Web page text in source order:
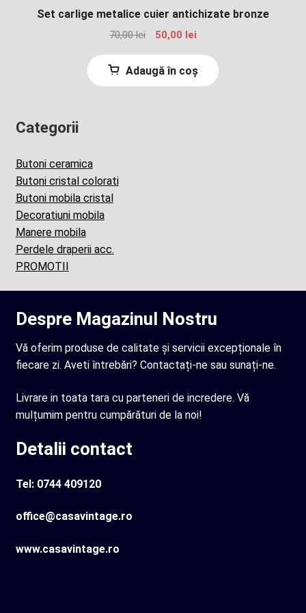
Set carlige metalice cuier antichizate bronze
70,00lei
Prețul
a
fost:
50,00 leiPrețul
este:
50,00 lei.
Adaugă în coș
Categorii
Butoni ceramica
Butoni cristal colorati
Butoni mobila cristal
Decoratiuni mobila
Manere mobila
Perdele draperii acc.
PROMOTII
Despre Magazinul Nostru
Vă oferim produse de calitate și servicii excepționale în
fiecare zi. Aveti întrebări? Contactați-ne sau sunați-ne.
Livrare in toata tara cu parteneri de incredere. Vă
mulțumim pentru cumpărături de la noi!
Detalii contact
Tel: 0744 409120
office@casavintage.ro
www.casavintage.ro